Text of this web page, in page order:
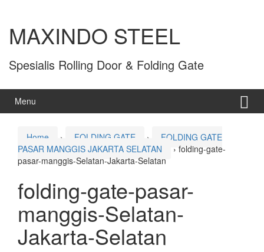
MAXINDO STEEL
Spesialis Rolling Door & Folding Gate
Menu
Home › FOLDING GATE ›
FOLDING GATE
PASAR MANGGIS JAKARTA SELATAN
› folding-gate-
pasar-manggis-Selatan-Jakarta-Selatan
folding-gate-pasar-
manggis-Selatan-
Jakarta-Selatan